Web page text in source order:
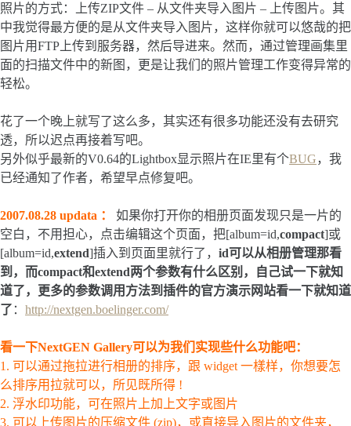
照片的方式：上传ZIP文件 – 从文件夹导入图片 – 上传图片。其
中我觉得最方便的是从文件夹导入图片，这样你就可以悠哉的把
图片用FTP上传到服务器，然后导进来。然而，通过管理画集里
面的扫描文件中的新图，更是让我们的照片管理工作变得异常的
轻松。
花了一个晚上就写了这么多，其实还有很多功能还没有去研究
透，所以迟点再接着写吧。
另外似乎最新的V0.64的Lightbox显示照片在IE里有个BUG，我
已经通知了作者，希望早点修复吧。
2007.08.28 updata ：
如果你打开你的相册页面发现只是一片的
空白，不用担心，点击编辑这个页面，把[album=id,compact]或
[album=id,extend]插入到页面里就行了， id可以从相册管理那看
到，而compact和extend两个参数有什么区别，自己试一下就知
道了，更多的参数调用方法到插件的官方演示网站看一下就知道
了 ： http://nextgen.boelinger.com/
看一下NextGEN Gallery可以为我们实现些什么功能吧：
1. 可以通过拖拉进行相册的排序，跟 widget 一樣样，你想要怎
么排序用拉就可以，所见既所得 !
2. 浮水印功能，可在照片上加上文字或图片
3. 可以上传图片的压缩文件 (zip)，或直接导入图片的文件夹，